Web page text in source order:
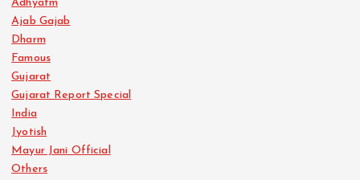
Adhyatm
Ajab Gajab
Dharm
Famous
Gujarat
Gujarat Report Special
India
Jyotish
Mayur Jani Official
Others